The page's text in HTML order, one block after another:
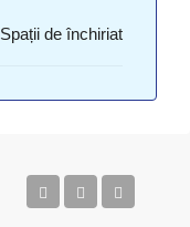
Spații de închiriat